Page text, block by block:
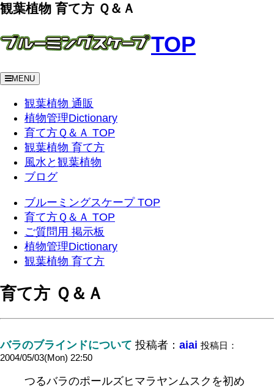
観葉植物 育て方 Ｑ＆Ａ
TOP
MENU
観葉植物 通販
植物管理Dictionary
育て方Ｑ＆Ａ TOP
観葉植物 育て方
風水と観葉植物
ブログ
ブルーミングスケープ TOP
育て方Ｑ＆Ａ TOP
ご質問用 掲示板
植物管理Dictionary
観葉植物 育て方
育て方 Ｑ＆Ａ
バラのブラインドについて 投稿者： aiai 投稿日：
2004/05/03(Mon) 22:50
つるバラのポールズヒマラヤンムスクを初め